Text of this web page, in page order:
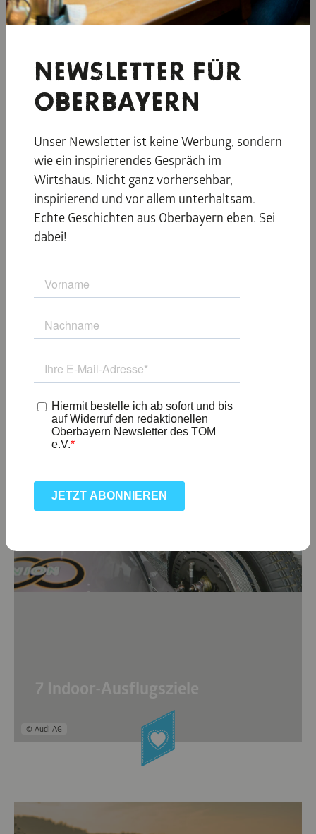
© oberbayern.de, piarazzi
In Oberbayern wird die Nebensaison zur
Spielwiese für alle, die gern spontan sind. Schon
NOCH MEHR IDEEN
NEBENSAISON
© Audi AG
NEWSLETTER FÜR
OBERBAYERN
Unser Newsletter ist keine Werbung, sondern
wie ein inspirierendes Gespräch im
Wirtshaus. Nicht ganz vorhersehbar,
inspirierend und vor allem unterhaltsam.
Echte Geschichten aus Oberbayern eben. Sei
dabei!